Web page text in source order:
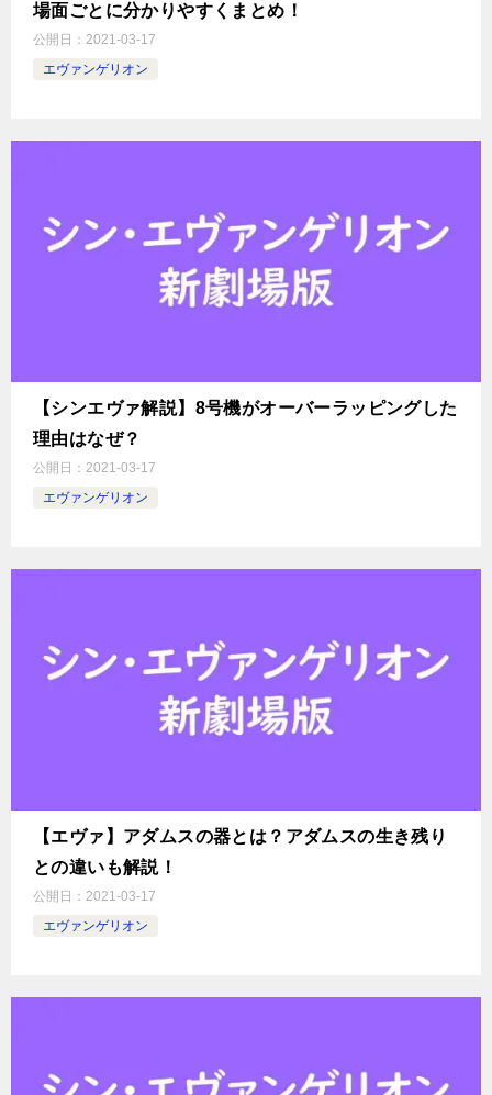
場面ごとに分かりやすくまとめ！
公開日： 2021-03-17
エヴァンゲリオン
【シンエヴァ解説】8号機がオーバーラッピングした
理由はなぜ？
公開日： 2021-03-17
エヴァンゲリオン
【エヴァ】アダムスの器とは？アダムスの生き残り
との違いも解説！
公開日： 2021-03-17
エヴァンゲリオン